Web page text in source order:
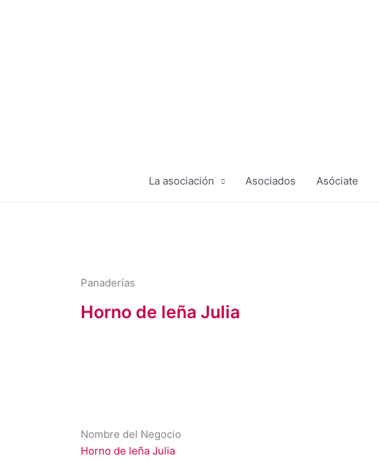
La asociación Asociados Asóciate
Panaderías
Horno de leña Julia
Nombre del Negocio
Horno de leña Julia